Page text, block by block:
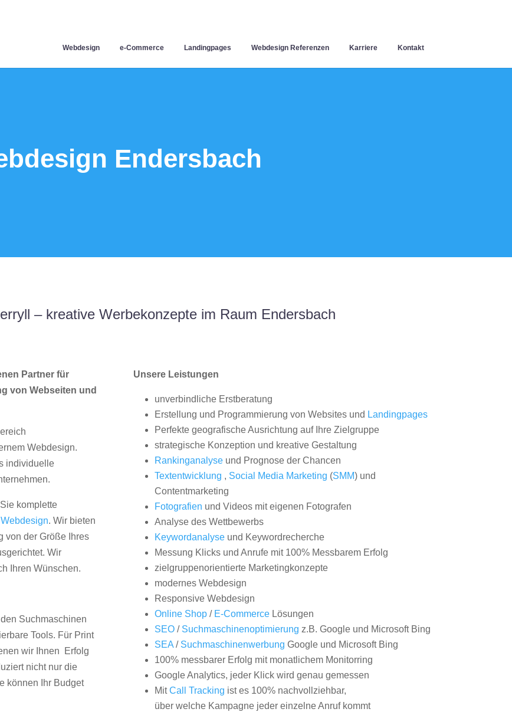
Webdesign e-Commerce Landingpages Webdesign Referenzen Karriere Kontakt
Endersbach
– kreative Werbekonzepte im Raum Endersbach
Partner für
von Webseiten und
Webdesign.
individuelle
komplette
. Wir bieten
von der Größe Ihres
Wir
Ihren Wünschen.
Suchmaschinen
Tools. Für Print
wir Ihnen Erfolg
nicht nur die
können Ihr Budget
Unsere Leistungen
unverbindliche Erstberatung
Erstellung und Programmierung von Websites und Landingpages
Perfekte geografische Ausrichtung auf Ihre Zielgruppe
strategische Konzeption und kreative Gestaltung
Rankinganalyseund Prognose der Chancen
Textentwicklung , Social Media Marketing (SMM) und
Contentmarketing
Fotografien und Videos mit eigenen Fotografen
Analyse des Wettbewerbs
Keywordanalyseund Keywordrecherche
Messung Klicks und Anrufe mit 100% Messbarem Erfolg
zielgruppenorientierte Marketingkonzepte
modernes Webdesign
Responsive Webdesign
Online Shop/ E-CommerceLösungen
SEO/ Suchmaschinenoptimierung z.B. Google und Microsoft Bing
SEA/ Suchmaschinenwerbung Google und Microsoft Bing
100% messbarer Erfolg mit monatlichem Monitorring
Google Analytics, jeder Klick wird genau gemessen
MitCall Tracking ist es 100% nachvollziehbar,
über welche Kampagne jeder einzelne Anruf kommt